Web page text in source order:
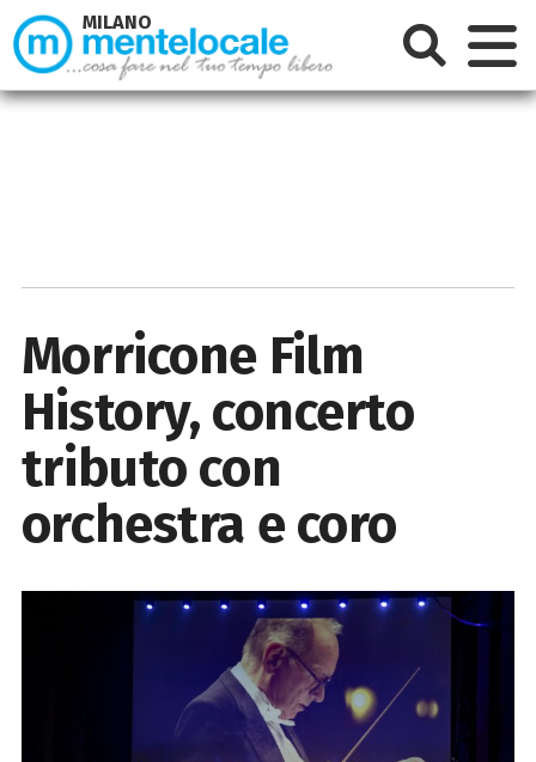
Morricone Film
History, concerto
tributo con
orchestra e coro
MILANO